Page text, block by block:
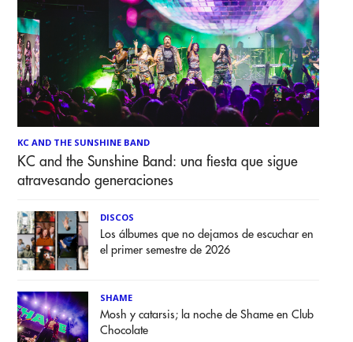
KC AND THE SUNSHINE BAND
KC and the Sunshine Band: una fiesta que sigue
atravesando generaciones
DISCOS
Los álbumes que no dejamos de escuchar en
el primer semestre de 2026
SHAME
Mosh y catarsis; la noche de Shame en Club
Chocolate